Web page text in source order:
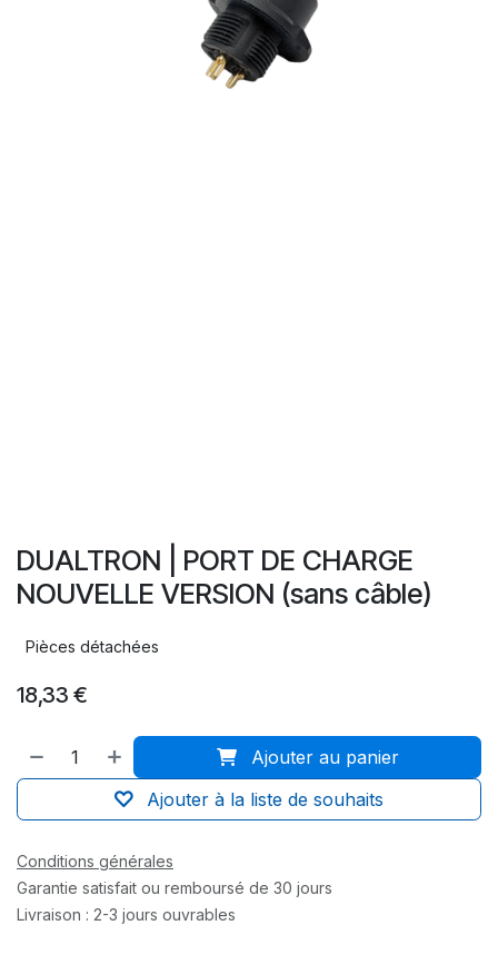
DUALTRON | PORT DE CHARGE
NOUVELLE VERSION (sans câble)
Pièces détachées
18,33 €
Ajouter au panier
Ajouter à la liste de souhaits
Conditions générales
Garantie satisfait ou remboursé de 30 jours
Livraison : 2-3 jours ouvrables